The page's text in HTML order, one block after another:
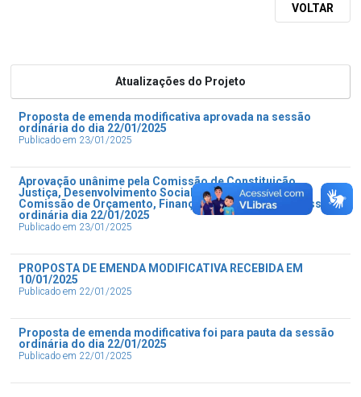
VOLTAR
Atualizações do Projeto
Proposta de emenda modificativa aprovada na sessão
ordinária do dia 22/01/2025
Publicado em 23/01/2025
Aprovação unânime pela Comissão de Constituição,
Justiça, Desenvolvimento Social e Redação Final e
Comissão de Orçamento, Finanças e Tributação na sessão
ordinária dia 22/01/2025
Publicado em 23/01/2025
PROPOSTA DE EMENDA MODIFICATIVA RECEBIDA EM
10/01/2025
Publicado em 22/01/2025
Proposta de emenda modificativa foi para pauta da sessão
ordinária do dia 22/01/2025
Publicado em 22/01/2025